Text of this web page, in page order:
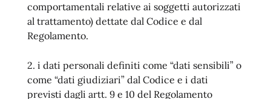
comportamentali relative ai soggetti autorizzati
al trattamento) dettate dal Codice e dal
Regolamento.
2. i dati personali definiti come “dati sensibili” o
come “dati giudiziari” dal Codice e i dati
previsti dagli artt. 9 e 10 del Regolamento